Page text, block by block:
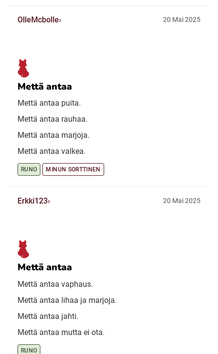
OlleMcbolle 20 Mai 2025
Mettä antaa
Mettä antaa puita.
Mettä antaa rauhaa.
Mettä antaa marjoja.
Mettä antaa valkea.
RUNO MINUN SORTTINEN
Erkki123 20 Mai 2025
Mettä antaa
Mettä antaa vaphaus.
Mettä antaa lihaa ja marjoja.
Mettä antaa jahti.
Mettä antaa mutta ei ota.
RUNO